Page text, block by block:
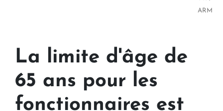
ARM
La limite d'âge de
65 ans pour les
fonctionnaires est